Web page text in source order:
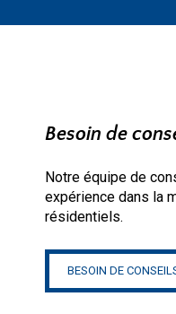
Besoin de
Notre équipe de
expérience dans la
résidentiels.
BESOIN DE